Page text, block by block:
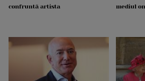
confruntă artista
mediul